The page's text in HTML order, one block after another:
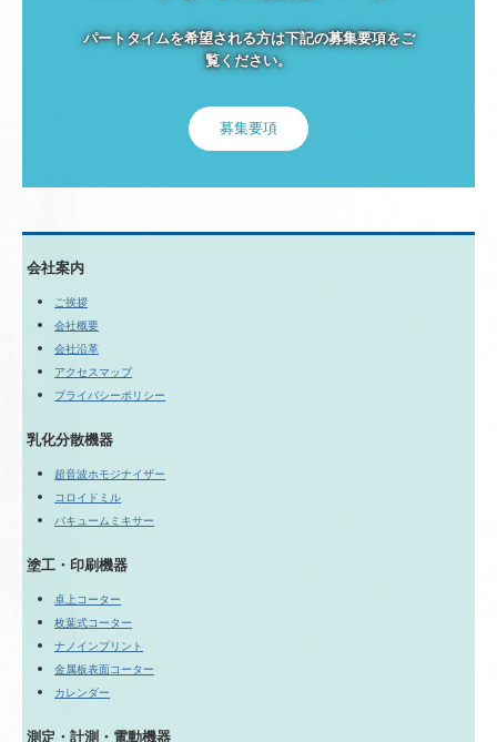
パートタイムを希望される方は下記の募集要項をご
覧ください。
募集要項
会社案内
ご挨拶
会社概要
会社沿革
アクセスマップ
プライバシーポリシー
乳化分散機器
超音波ホモジナイザー
コロイドミル
バキュームミキサー
塗工・印刷機器
卓上コーター
枚葉式コーター
ナノインプリント
金属板表面コーター
カレンダー
測定・計測・電動機器